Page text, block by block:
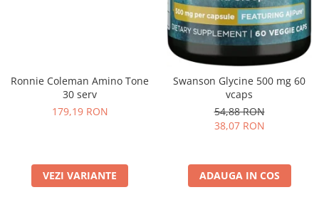
Ronnie Coleman Amino Tone
30 serv
179,19 RON
VEZI VARIANTE
Swanson Glycine 500 mg 60
vcaps
54,88 RON
38,07 RON
ADAUGA IN COS